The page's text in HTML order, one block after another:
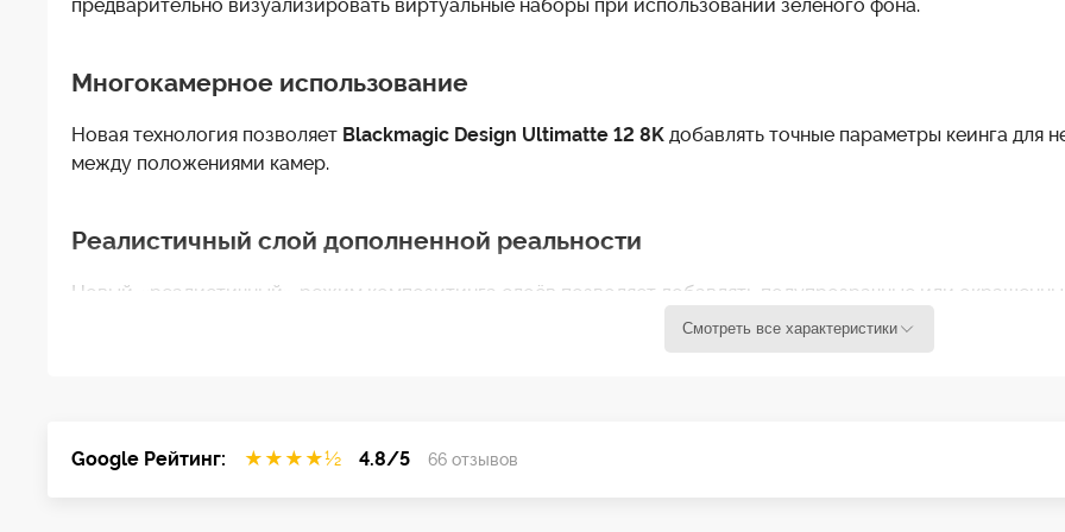
предварительно визуализировать виртуальные наборы при использовании зелёного фона.
Многокамерное использование
Новая технология позволяет Blackmagic Design Ultimatte 12 8K добавлять точные параметры кеинга для
между положениями камер.
Реалистичный слой дополненной реальности
Новый «реалистичный» режим композитинга слоёв позволяет добавлять полупрозрачные или
параметров после того, как ваш зелёный или синий фон будет хорошо освещён и сбалансирован по
Смотреть все характеристики
Google Рейтинг: ★ ★ ★ ★½ 4.8/5 66 отзывов